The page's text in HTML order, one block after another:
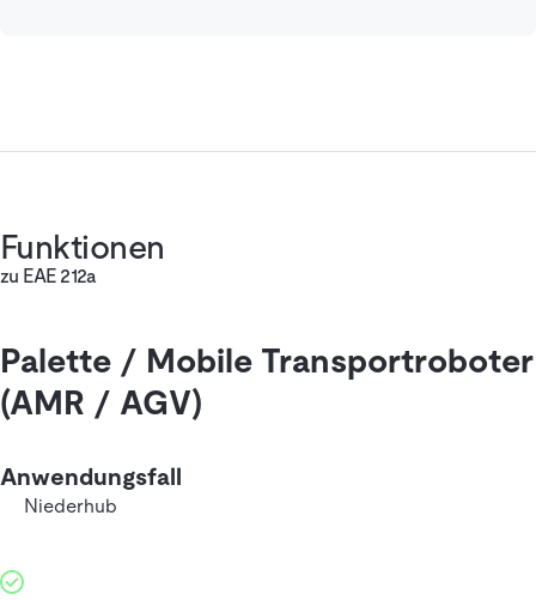
Funktionen
zu EAE 212a
Palette / Mobile Transportroboter
(AMR / AGV)
Anwendungsfall
Niederhub